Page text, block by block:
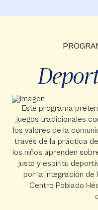
Este programa
juegos tradicionales
los valores de la
través de la práctica
los niños aprenden
justo y espíritu
por la integración de
Centro Poblado